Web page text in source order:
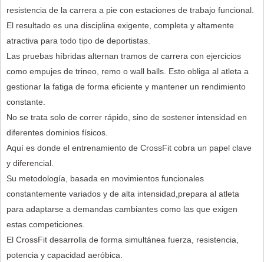
resistencia de la carrera a pie con estaciones de trabajo funcional.
El resultado es una disciplina exigente, completa y altamente
atractiva para todo tipo de deportistas.
Las pruebas híbridas alternan tramos de carrera con ejercicios
como empujes de trineo, remo o wall balls. Esto obliga al atleta a
gestionar la fatiga de forma eficiente y mantener un rendimiento
constante.
No se trata solo de correr rápido, sino de sostener intensidad en
diferentes dominios físicos.
Aquí es donde el entrenamiento de CrossFit cobra un papel clave
y diferencial.
Su metodología, basada en movimientos funcionales
constantemente variados y de alta intensidad,prepara al atleta
para adaptarse a demandas cambiantes como las que exigen
estas competiciones.
El CrossFit desarrolla de forma simultánea fuerza, resistencia,
potencia y capacidad aeróbica.